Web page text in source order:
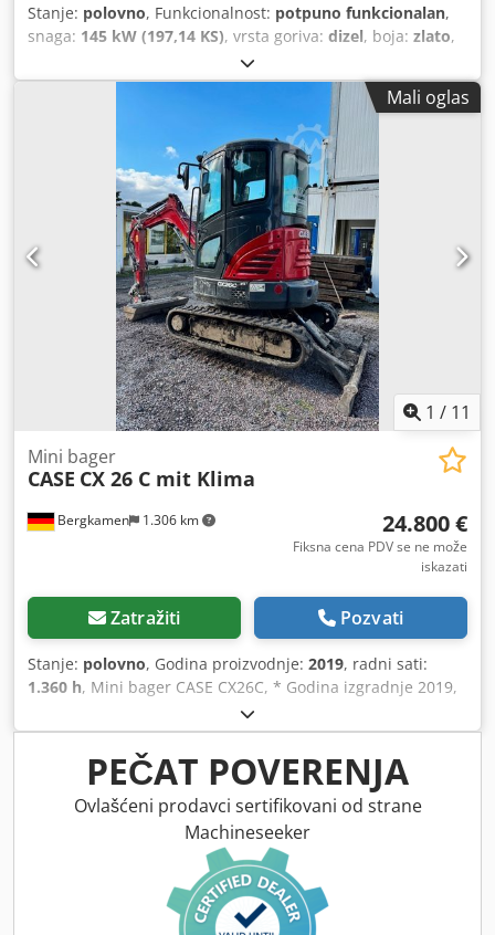
Stanje: polovno, Funkcionalnost: potpuno funkcionalan,
snaga: 145 kW (197,14 KS), vrsta goriva: dizel, boja: zlato,
, Godina proizvodnje:
sati:8.000 h, Oprema:centralizovani sistem
, Case 821C
točkaš/utovarivač Godina proizvodnje: 2000 8.000 radnih
sati Codpfx Amoy Uxt Ss Asha 145 kW približno 18.000 kg
Klima uređaj Centralno podmazivanje Gume 23,5R25
Mali oglas
1 / 11
Bergkamen 1.306 km
Mini bager
CASE CX 26 C mit Klima
24.800 €
Fiksna cena PDV se ne može
iskazati
Zatražiti Pozvati
Stanje: polovno, Godina proizvodnje: 2019, radni sati:
1.360 h, Mini bager CASE CX26C, * Godina izgradnje 2019,
* 1360 BS, i *Grejanje *Klima * gumene gusjenice, *
Buldožer sečivo, Chedpfx Amsurfkce Aja * Brzo spojnica
PEČAT POVERENJA
Ovlašćeni prodavci sertifikovani od strane
Machineseeker